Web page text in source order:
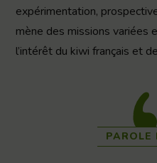
expérimentation,
mène des missions variées
l’intérêt du kiwi français et
PAROLE